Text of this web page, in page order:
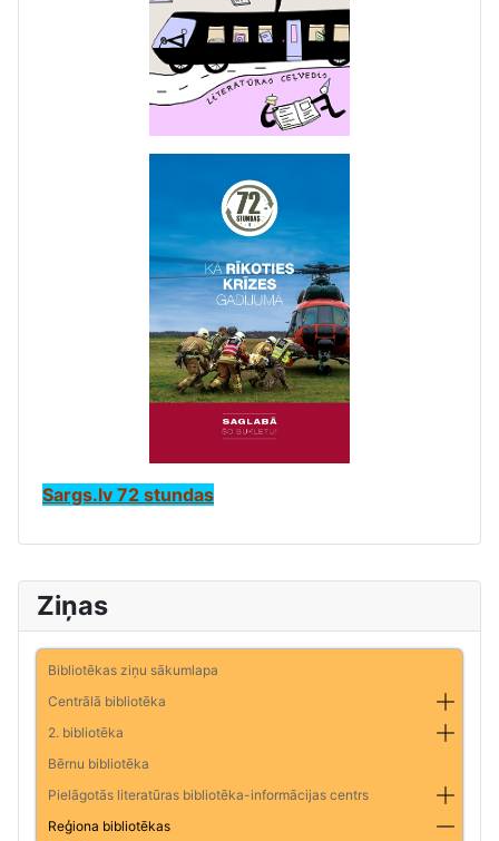
Ziņas
Bibliotēkas ziņu sākumlapa
Centrālā bibliotēka
2. bibliotēka
Bērnu bibliotēka
Pielāgotās literatūras bibliotēka-informācijas centrs
Reģiona bibliotēkas
Sargs.lv 72 stundas